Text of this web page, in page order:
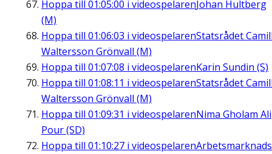
Hoppa till 01:05:00 i videospelarenJohan Hultberg
(M)
Hoppa till 01:06:03 i videospelarenStatsrådet
Waltersson Grönvall (M)
Hoppa till 01:07:08 i videospelarenKarin Sundin (S)
Hoppa till 01:08:11 i videospelarenStatsrådet
Waltersson Grönvall (M)
Hoppa till 01:09:31 i videospelarenNima Gholam Ali
Pour (SD)
Hoppa till 01:10:27 i videospelaren